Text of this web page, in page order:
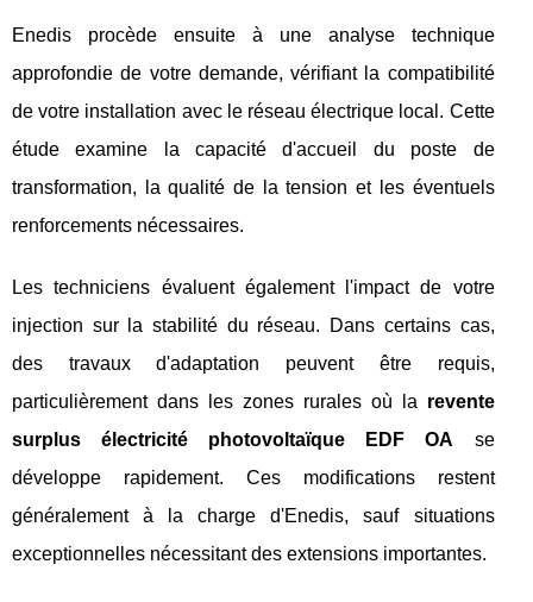
Enedis procède ensuite à une analyse technique
approfondie de votre demande, vérifiant la compatibilité
de votre installation avec le réseau électrique local. Cette
étude examine la capacité d'accueil du poste de
transformation, la qualité de la tension et les éventuels
renforcements nécessaires.
Les techniciens évaluent également l'impact de votre
injection sur la stabilité du réseau. Dans certains cas,
des travaux d'adaptation peuvent être requis,
particulièrement dans les zones rurales où la revente
surplus électricité photovoltaïque EDF OA se
développe rapidement. Ces modifications restent
généralement à la charge d'Enedis, sauf situations
exceptionnelles nécessitant des extensions importantes.